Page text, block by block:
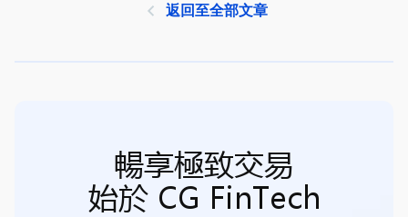
返回至全部文章
暢享極致交易
始於 CG FinTech